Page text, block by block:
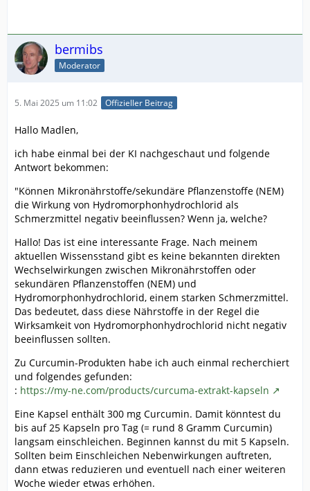
bermibs
Moderator
5. Mai 2025 um 11:02 Offizieller Beitrag
Hallo Madlen,
ich habe einmal bei der KI nachgeschaut und folgende
Antwort bekommen:
"Können Mikronährstoffe/sekundäre Pflanzenstoffe (NEM)
die Wirkung von Hydromorphonhydrochlorid als
Schmerzmittel negativ beeinflussen? Wenn ja, welche?
Hallo! Das ist eine interessante Frage. Nach meinem
aktuellen Wissensstand gibt es keine bekannten direkten
Wechselwirkungen zwischen Mikronährstoffen oder
sekundären Pflanzenstoffen (NEM) und
Hydromorphonhydrochlorid, einem starken Schmerzmittel.
Das bedeutet, dass diese Nährstoffe in der Regel die
Wirksamkeit von Hydromorphonhydrochlorid nicht negativ
beeinflussen sollten.
Zu Curcumin-Produkten habe ich auch einmal recherchiert
und folgendes gefunden:
: https://my-ne.com/products/curcuma-extrakt-kapseln
Eine Kapsel enthält 300 mg Curcumin. Damit könntest du
bis auf 25 Kapseln pro Tag (= rund 8 Gramm Curcumin)
langsam einschleichen. Beginnen kannst du mit 5 Kapseln.
Sollten beim Einschleichen Nebenwirkungen auftreten,
dann etwas reduzieren und eventuell nach einer weiteren
Woche wieder etwas erhöhen.